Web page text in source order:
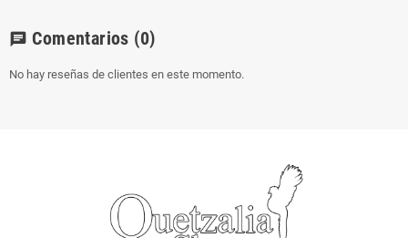
chat Comentarios (0)
No hay reseñas de clientes en este momento.